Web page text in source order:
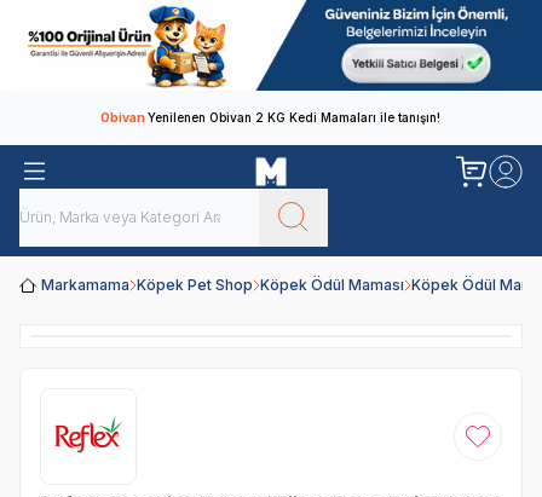
ObivanYenilenen Obivan 2 KG Kedi Mamaları ile tanışın!
Markamama Köpek Pet Shop Köpek Ödül Maması Köpek Ödül
Favoriye